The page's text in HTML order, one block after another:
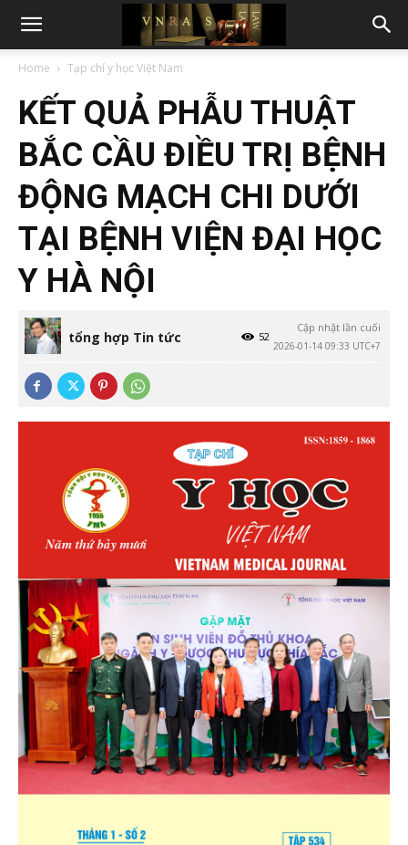
Home Tạp chí y học Việt Nam
KẾT QUẢ PHẪU THUẬT
BẮC CẦU ĐIỀU TRỊ BỆNH
ĐỘNG MẠCH CHI DƯỚI
TẠI BỆNH VIỆN ĐẠI HỌC
Y HÀ NỘI
tổng hợp Tin tức
Cập nhật lần cuối
2026-01-14 09:33 UTC+7
52